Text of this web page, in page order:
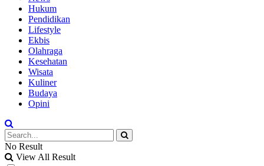
Hukum
Pendidikan
Lifestyle
Ekbis
Olahraga
Kesehatan
Wisata
Kuliner
Budaya
Opini
No Result
View All Result